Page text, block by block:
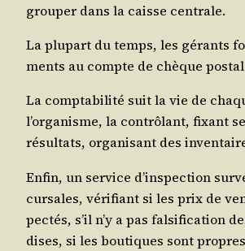
grou­per dans la caisse centrale.
La plu­part du temps, les gérants
ments au compte de chèque
La comp­ta­bi­li­té suit la vie de
l’organisme, la contrô­lant, fixant
résul­tats, orga­ni­sant des
Enfin, un ser­vice d’inspection
cur­sales, véri­fiant si les prix de
pec­tés, s’il n’y a pas fal­si­fi­ca­tion
dises, si les bou­tiques sont